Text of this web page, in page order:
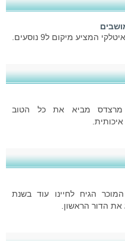
המציע מיקום ל9 נוסעים.
מביא את כל הטוב
הגיח לחיינו עוד בשנת